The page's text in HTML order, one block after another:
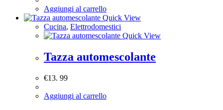
Aggiungi al carrello
Quick View
Cucina, Elettrodomestici
Quick View
Tazza automescolante
€13. 99
Aggiungi al carrello